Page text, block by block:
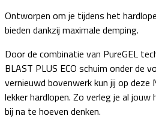
Ontworpen om je tijdens het
bieden dankzij maximale demping.
Door de combinatie van PureGEL
BLAST PLUS ECO schuim onder de
vernieuwd bovenwerk kun jij op deze
lekker hardlopen. Zo verleg je al
bij na te hoeven denken.